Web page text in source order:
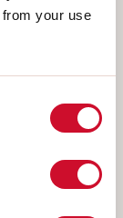
your use